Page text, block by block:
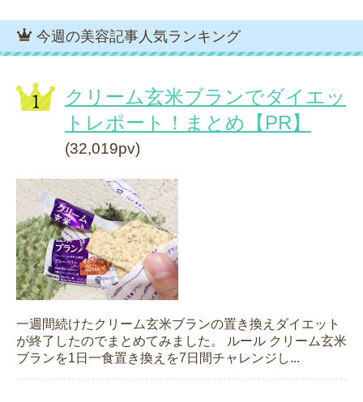
今週の美容記事人気ランキング
クリーム玄米ブランでダイエッ
トレポート！まとめ【PR】
(32,019pv)
一週間続けたクリーム玄米ブランの置き換えダイエット
が終了したのでまとめてみました。 ルール クリーム玄米
ブランを1日一食置き換えを7日間チャレンジし...